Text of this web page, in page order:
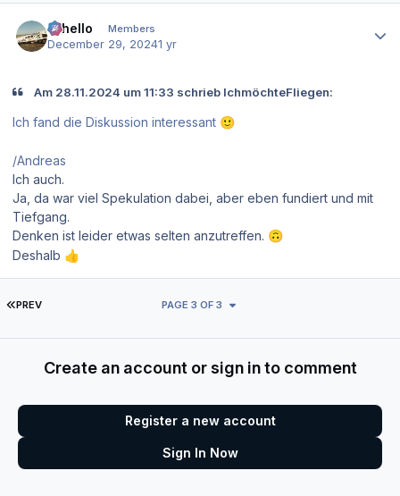
Othello Members
December 29, 20241 yr
Am 28.11.2024 um 11:33 schrieb IchmöchteFliegen:
Ich fand die Diskussion interessant 🙂
/Andreas
Ich auch.
Ja, da war viel Spekulation dabei, aber eben fundiert und mit
Tiefgang.
Denken ist leider etwas selten anzutreffen. 🙃
Deshalb 👍
FIRST PAGE
PREV PAGE 3 OF 3
Create an account or sign in to comment
Register a new account
Sign In Now